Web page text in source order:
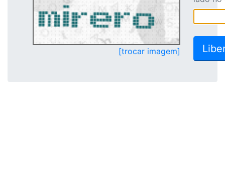
[trocar imagem]